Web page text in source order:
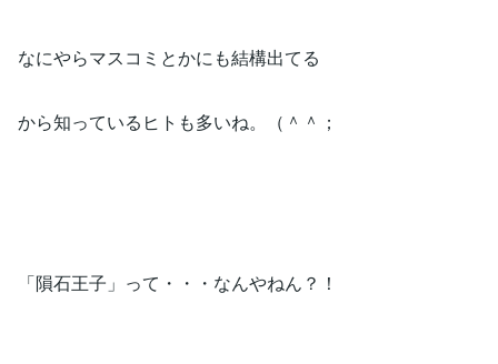
なにやらマスコミとかにも結構出てる
から知っているヒトも多いね。（＾＾；
「隕石王子」って・・・なんやねん？！